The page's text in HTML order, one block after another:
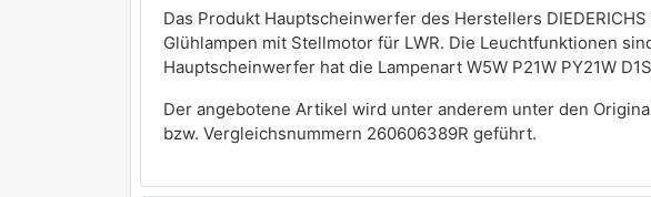
Das Produkt Hauptscheinwerfer des Herstellers
Glühlampen mit Stellmotor für LWR. Die Leuchtfunktionen
Hauptscheinwerfer hat die Lampenart W5W P21W PY21W
Der angebotene Artikel wird unter anderem unter den
bzw. Vergleichsnummern 260606389R geführt.